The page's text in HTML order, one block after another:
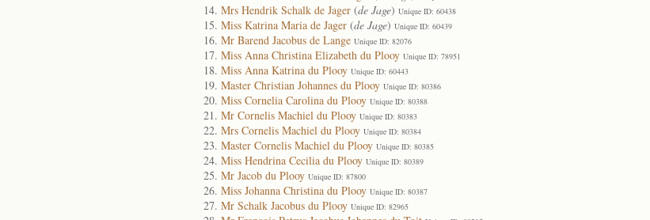
Mrs Hendrik Schalk de Jager (de Jage) Unique ID: 60438
Miss Katrina Maria de Jager (de Jage) Unique ID: 60439
Mr Barend Jacobus de Lange Unique ID: 82076
Miss Anna Christina Elizabeth du Plooy Unique ID: 78951
Miss Anna Katrina du Plooy Unique ID: 60443
Master Christian Johannes du Plooy Unique ID: 80386
Miss Cornelia Carolina du Plooy Unique ID: 80388
Mr Cornelis Machiel du Plooy Unique ID: 80383
Mrs Cornelis Machiel du Plooy Unique ID: 80384
Master Cornelis Machiel du Plooy Unique ID: 80385
Miss Hendrina Cecilia du Plooy Unique ID: 80389
Mr Jacob du Plooy Unique ID: 87800
Miss Johanna Christina du Plooy Unique ID: 80387
Mr Schalk Jacobus du Plooy Unique ID: 82965